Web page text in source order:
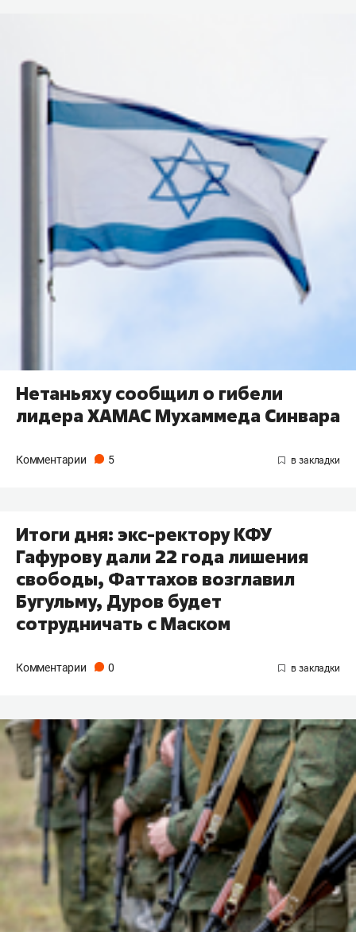
Нетаньяху сообщил о гибели
лидера ХАМАС Мухаммеда Синвара
Комментарии 5
Итоги дня: экс-ректору КФУ
Гафурову дали 22 года лишения
свободы, Фаттахов возглавил
Бугульму, Дуров будет
сотрудничать с Маском
Комментарии 0